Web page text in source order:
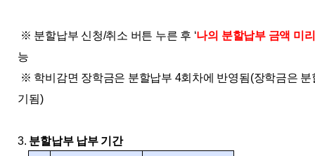
※ 분할납부 신청/취소 버튼 누른 후 ‘나의 분할납부 금액 미
능
※ 학비감면 장학금은 분할납부 4회차에 반영됨(장학금은
기됨)
3. 분할납부 납부 기간